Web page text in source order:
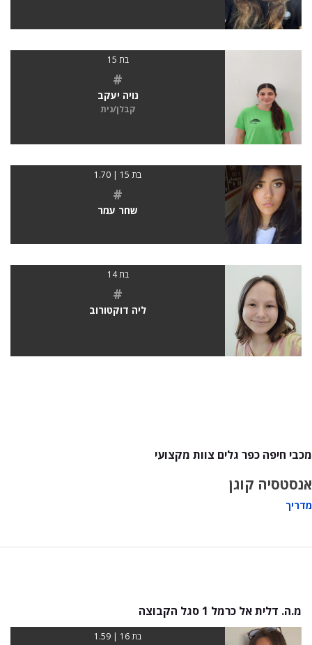
בת 15
#
נויה יעקב
קבלן/נית
בת 15 | 1.70
#
שחר עמר
בת 14
#
ליה דוקטורוב
מכבי חיפה כפר גלים צוות מקצועי
אנסטסיה קוגן
מדריך
מ.ה. דלית אל כרמל 1 סגל הקבוצה
בת 16 | 1.59